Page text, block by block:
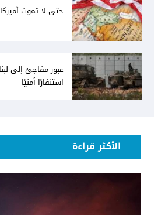
حتى لا تموت
استنفارًا أمنيًا
الأكثر قراءة